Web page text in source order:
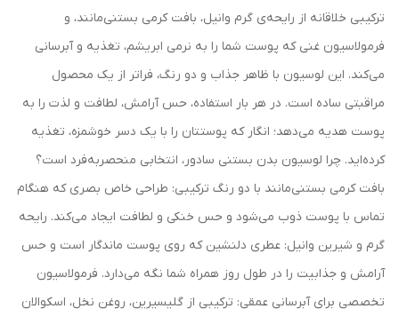
ترکیبی خلاقانه از رایحه‌ی گرم وانیل، بافت کرمی بستنی‌مانند، و
فرمولاسیون غنی که پوست شما را به نرمی ابریشم، تغذیه و آبرسانی
می‌کند. این لوسیون با ظاهر جذاب و دو رنگ، فراتر از یک محصول
مراقبتی ساده است. در هر بار استفاده، حس آرامش، لطافت و لذت را به
پوست هدیه می‌دهد؛ انگار که پوستتان را با یک دسر خوشمزه، تغذیه
کرده‌اید. چرا لوسیون بدن بستنی سادور، انتخابی منحصربه‌فرد است؟
بافت کرمی بستنی‌مانند با دو رنگ ترکیبی: طراحی خاص بصری که هنگام
تماس با پوست ذوب می‌شود و حس خنکی و لطافت ایجاد می‌کند. رایحه
گرم و شیرین وانیل: عطری دلنشین که روی پوست ماندگار است و حس
آرامش و جذابیت را در طول روز همراه شما نگه می‌دارد. فرمولاسیون
تخصصی برای آبرسانی عمقی: ترکیبی از گلیسیرین، روغن نخل، اسکوالان